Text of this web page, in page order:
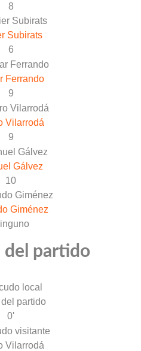
8
Subirats
6
Ferrando
9
Vilarrodá
9
Gálvez
10
Giménez
del partido
del partido
0'
Vilarrodá